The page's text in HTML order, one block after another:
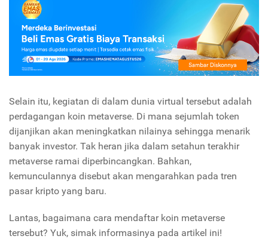
Selain itu, kegiatan di dalam dunia virtual tersebut adalah
perdagangan koin metaverse. Di mana sejumlah token
dijanjikan akan meningkatkan nilainya sehingga menarik
banyak investor. Tak heran jika dalam setahun terakhir
metaverse ramai diperbincangkan. Bahkan,
kemunculannya disebut akan mengarahkan pada tren
pasar kripto yang baru.
Lantas, bagaimana cara mendaftar koin metaverse
tersebut? Yuk, simak informasinya pada artikel ini!